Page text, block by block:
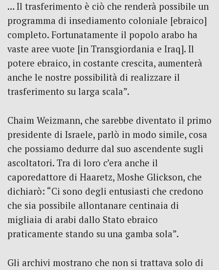
… Il trasferimento è ciò che renderà possibile un
programma di insediamento coloniale [ebraico]
completo. Fortunatamente il popolo arabo ha
vaste aree vuote [in Transgiordania e Iraq]. Il
potere ebraico, in costante crescita, aumenterà
anche le nostre possibilità di realizzare il
trasferimento su larga scala”.
Chaim Weizmann, che sarebbe diventato il primo
presidente di Israele, parlò in modo simile, cosa
che possiamo dedurre dal suo ascendente sugli
ascoltatori. Tra di loro c’era anche il
caporedattore di Haaretz, Moshe Glickson, che
dichiarò: “Ci sono degli entusiasti che credono
che sia possibile allontanare centinaia di
migliaia di arabi dallo Stato ebraico
praticamente stando su una gamba sola”.
Gli archivi mostrano che non si trattava solo di